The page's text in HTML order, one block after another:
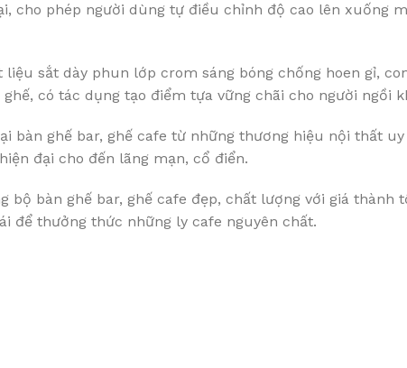
cho phép người dùng tự điều chỉnh độ cao lên xuống
sắt dày phun lớp crom sáng bóng chống hoen gỉ,
có tác dụng tạo điểm tựa vững chãi cho người ngồi
bàn ghế bar, ghế cafe từ những thương hiệu nội thất
đại cho đến lãng mạn, cổ điển.
bàn ghế bar, ghế cafe đẹp, chất lượng với giá thành
để thưởng thức những ly cafe nguyên chất.